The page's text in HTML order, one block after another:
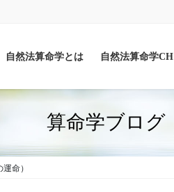
自然法算命学とは 自然法算命学CH
算命学ブログ
命）